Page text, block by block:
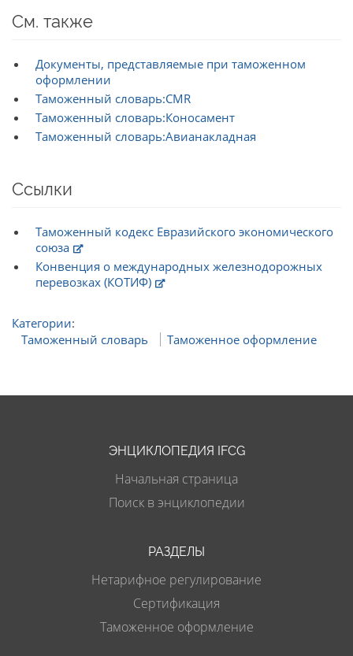
См. также
Документы, представляемые при таможенном
оформлении
Таможенный словарь:CMR
Таможенный словарь:Коносамент
Таможенный словарь:Авианакладная
Ссылки
Таможенный кодекс Евразийского экономического
союза
Конвенция о международных железнодорожных
перевозках (КОТИФ)
Категории:
Таможенный словарь
Таможенное оформление
ЭНЦИКЛОПЕДИЯ IFCG
Начальная страница
Поиск в энциклопедии
РАЗДЕЛЫ
Нетарифное регулирование
Сертификация
Таможенное оформление